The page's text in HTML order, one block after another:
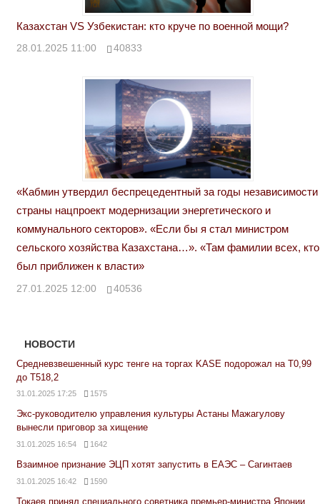
Казахстан VS Узбекистан: кто круче по военной мощи?
28.01.2025 11:00 40833
«Кабмин утвердил беспрецедентный за годы независимости
страны нацпроект модернизации энергетического и
коммунального секторов». «Если бы я стал министром
сельского хозяйства Казахстана…». «Там фамилии всех, кто
был приближен к власти»
27.01.2025 12:00 40536
НОВОСТИ
Средневзвешенный курс тенге на торгах KASE подорожал на Т0,99
до Т518,2
31.01.2025 17:25 1575
Экс-руководителю управления культуры Астаны Мажагулову
вынесли приговор за хищение
31.01.2025 16:54 1642
Взаимное признание ЭЦП хотят запустить в ЕАЭС – Сагинтаев
31.01.2025 16:42 1590
Токаев принял специального советника премьер-министра Японии